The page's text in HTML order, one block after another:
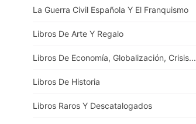
La Guerra Civil Española Y El Franquismo
Libros De Arte Y Regalo
Libros De Economía, Globalización, Crisis...
Libros De Historia
Libros Raros Y Descatalogados